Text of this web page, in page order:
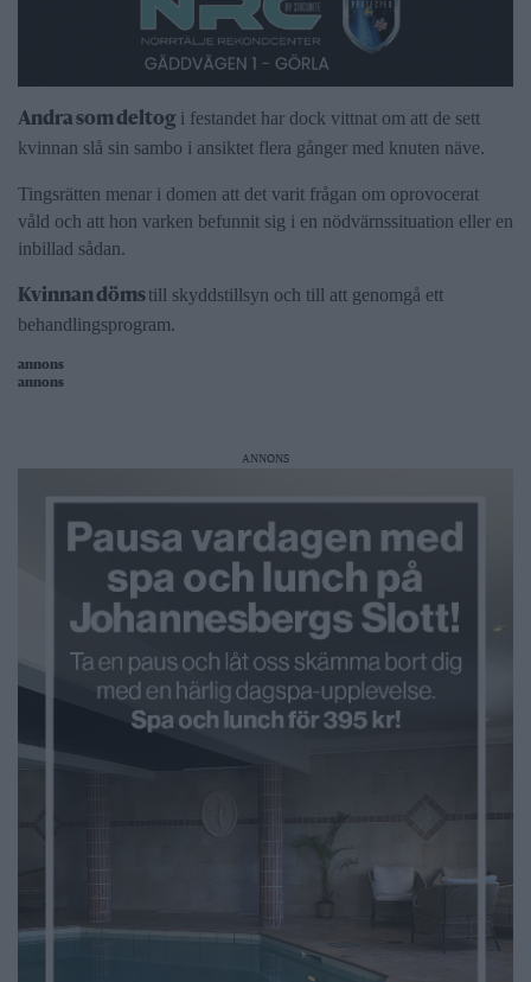
Andra som deltog i festandet har dock vittnat om att de sett
kvinnan slå sin sambo i ansiktet flera gånger med knuten näve.
Tingsrätten menar i domen att det varit frågan om oprovocerat
våld och att hon varken befunnit sig i en nödvärnssituation eller en
inbillad sådan.
Kvinnan dömstill skyddstillsyn och till att genomgå ett
behandlingsprogram.
annons
annons
ANNONS